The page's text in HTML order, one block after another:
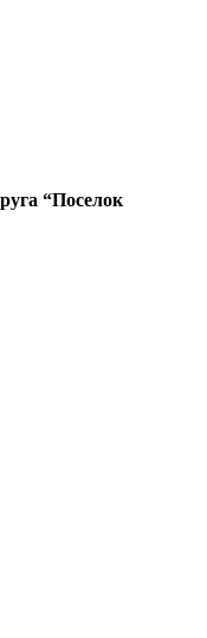
“Поселок